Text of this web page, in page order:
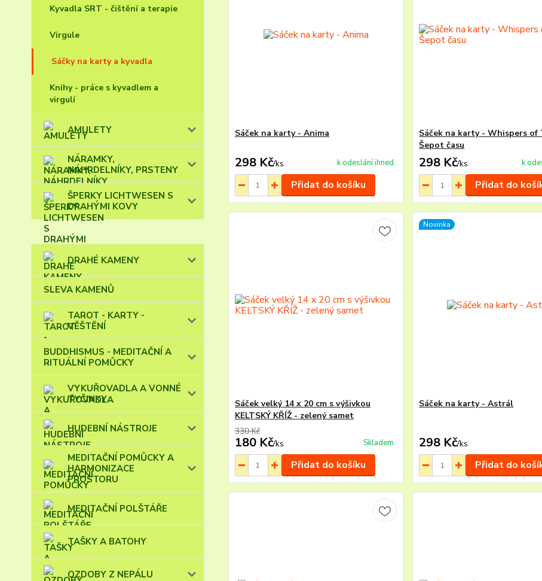
Kyvadla SRT - čištění a terapie
Virgule
Sáčky na karty a kyvadla
Knihy - práce s kyvadlem a
virgulí
AMULETY
NÁRAMKY,
NÁHRDELNÍKY, PRSTENY
ŠPERKY LICHTWESEN S
DRAHÝMI KOVY
DRAHÉ KAMENY
SLEVA KAMENŮ
TAROT - KARTY -
VĚŠTĚNÍ
BUDDHISMUS - MEDITAČNÍ A
RITUÁLNÍ POMŮCKY
VYKUŘOVADLA A VONNÉ
TYČINKY
HUDEBNÍ NÁSTROJE
MEDITAČNÍ POMŮCKY A
HARMONIZACE
PROSTORU
MEDITAČNÍ POLŠTÁŘE
TAŠKY A BATOHY
OZDOBY Z NEPÁLU
Sáček na karty - Anima
298 Kč/ks k odeslání ihned
Přidat do košíku
Sáček na karty - Whispers of
Šepot času
298 Kč/ks k
Přidat do
Sáček velký 14 x 20 cm s výšivkou
KELTSKÝ KŘÍŽ - zelený samet
330 Kč
180 Kč/ks Skladem
Přidat do košíku
Novinka
Sáček na karty - Astrál
298 Kč/ks
Přidat do